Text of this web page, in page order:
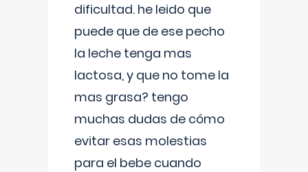
dificultad. he leido que
puede que de ese pecho
la leche tenga mas
lactosa, y que no tome la
mas grasa? tengo
muchas dudas de cómo
evitar esas molestias
para el bebe cuando